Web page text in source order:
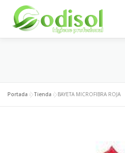
contenido
ÁREA CLIENTES CONTACTO
Portada »Tienda »BAYETA MICROFIBRA ROJA